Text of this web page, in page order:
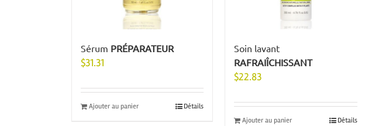
Sérum PRÉPARATEUR
$31.31
Ajouter au panier Détails
Soin lavant
RAFRAIÎCHISSANT
$22.83
Ajouter au panier Détails